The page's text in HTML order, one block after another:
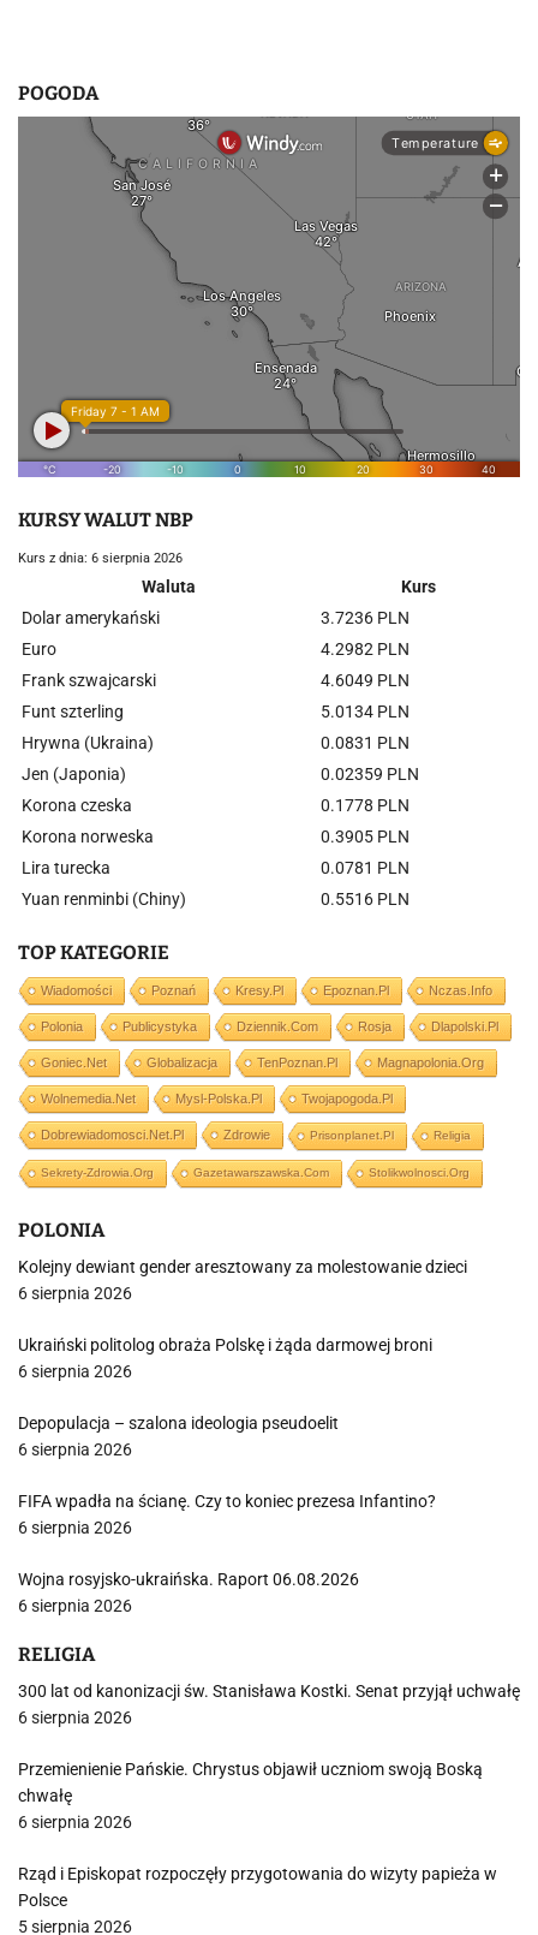
POGODA
KURSY WALUT NBP
Kurs z dnia: 6 sierpnia 2026
Waluta
Kurs
Dolar amerykański
3.7236 PLN
Euro
4.2982 PLN
Frank szwajcarski
4.6049 PLN
Funt szterling
5.0134 PLN
Hrywna (Ukraina)
0.0831 PLN
Jen (Japonia)
0.02359 PLN
Korona czeska
0.1778 PLN
Korona norweska
0.3905 PLN
Lira turecka
0.0781 PLN
Yuan renminbi (Chiny)
0.5516 PLN
TOP KATEGORIE
Wiadomości Poznań Kresy.pl Epoznan.pl Nczas.info
Polonia Publicystyka Dziennik.com Rosja Dlapolski.pl
Goniec.net Globalizacja TenPoznan.pl Magnapolonia.org
Wolnemedia.net Mysl-Polska.pl Twojapogoda.pl
Dobrewiadomosci.net.pl Zdrowie Prisonplanet.pl Religia
Sekrety-Zdrowia.org Gazetawarszawska.com Stolikwolnosci.org
POLONIA
Kolejny dewiant gender aresztowany za molestowanie dzieci
6 sierpnia 2026
Ukraiński politolog obraża Polskę i żąda darmowej broni
6 sierpnia 2026
Depopulacja – szalona ideologia pseudoelit
6 sierpnia 2026
FIFA wpadła na ścianę. Czy to koniec prezesa Infantino?
6 sierpnia 2026
Wojna rosyjsko-ukraińska. Raport 06.08.2026
6 sierpnia 2026
RELIGIA
300 lat od kanonizacji św. Stanisława Kostki. Senat przyjął uchwałę
6 sierpnia 2026
Przemienienie Pańskie. Chrystus objawił uczniom swoją Boską
chwałę
6 sierpnia 2026
Rząd i Episkopat rozpoczęły przygotowania do wizyty papieża w
Polsce
5 sierpnia 2026